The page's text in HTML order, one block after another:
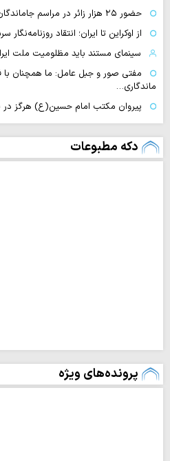
حضور ۲۵ هزار زائر در مراسم جاماندگان اربعین حسینی در کربلای ایران
از اوکراین تا ایران؛ انتقاد روزنامه‌نگار
سینمای مستند باید مظلومیت ملت
مفتی صور و جبل عامل: ما همچنان با
ماندگاری…
پیروان مکتب امام حسین(ع) هرگز در
دکه مطبوعات
پرونده‌های ویژه